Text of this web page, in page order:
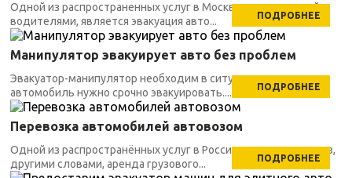
Одной из распространенных услуг в Москве, заказываемой
водителями, является эвакуация авто...
ПОДРОБНЕЕ
Манипулятор эвакуирует авто без проблем
Эвакуатор-манипулятор необходим в ситуациях, когда
автомобиль нужно срочно эвакуировать....
ПОДРОБНЕЕ
Перевозка автомобилей автовозом
Одной из распространённых услуг в России является автовоз,
другими словами, аренда грузового...
ПОДРОБНЕЕ